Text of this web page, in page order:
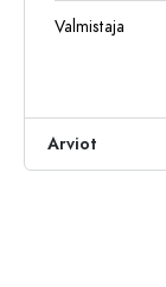
Valmistaja
Arviot